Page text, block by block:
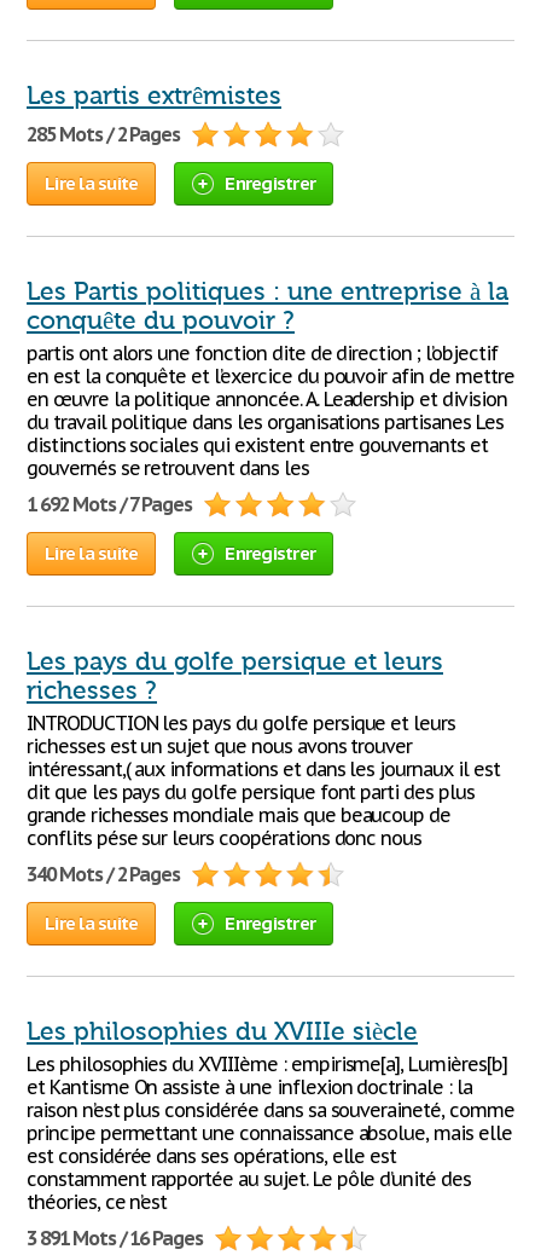
Les partis extrêmistes
285 Mots / 2 Pages
Lire la suite Enregistrer
Les Partis politiques : une entreprise à la
conquête du pouvoir ?
partis ont alors une fonction dite de direction ; l’objectif
en est la conquête et l’exercice du pouvoir afin de mettre
en œuvre la politique annoncée. A. Leadership et division
du travail politique dans les organisations partisanes Les
distinctions sociales qui existent entre gouvernants et
gouvernés se retrouvent dans les
1 692 Mots / 7 Pages
Lire la suite Enregistrer
Les pays du golfe persique et leurs
richesses ?
INTRODUCTION les pays du golfe persique et leurs
richesses est un sujet que nous avons trouver
intéressant,( aux informations et dans les journaux il est
dit que les pays du golfe persique font parti des plus
grande richesses mondiale mais que beaucoup de
conflits pése sur leurs coopérations donc nous
340 Mots / 2 Pages
Lire la suite Enregistrer
Les philosophies du XVIIIe siècle
Les philosophies du XVIIIème : empirisme[a], Lumières[b]
et Kantisme On assiste à une inflexion doctrinale : la
raison n’est plus considérée dans sa souveraineté, comme
principe permettant une connaissance absolue, mais elle
est considérée dans ses opérations, elle est
constamment rapportée au sujet. Le pôle d’unité des
théories, ce n’est
3 891 Mots / 16 Pages